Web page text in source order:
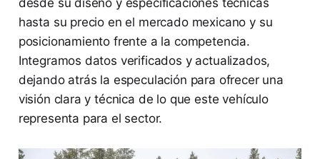
hasta su precio en el mercado mexicano y su
posicionamiento frente a la competencia.
Integramos datos verificados y actualizados,
dejando atrás la especulación para ofrecer una
visión clara y técnica de lo que este vehículo
representa para el sector.